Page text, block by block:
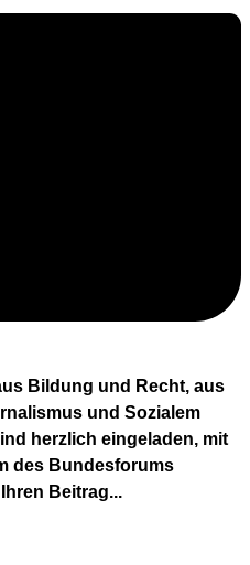
Bildung und Recht, aus
und Sozialem
herzlich eingeladen, mit
des Bundesforums
Beitrag...